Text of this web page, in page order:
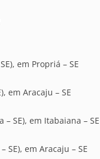
em Propriá – SE
em Aracaju – SE
SE), em Itabaiana – SE
SE), em Aracaju – SE